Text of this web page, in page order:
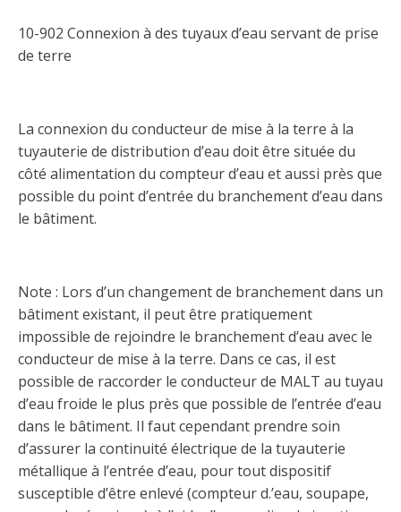
Sinistre
Condamnations pour exercice illégal
Le programme d'épargne collectif des fonds
H-Q, Telus et autres partenaires
Demande de reconnaissance d’une formation
10-902 Connexion à des tuyaux d’eau servant de prise
de terre
La connexion du conducteur de mise à la terre à la
tuyauterie de distribution d’eau doit être située du
côté alimentation du compteur d’eau et aussi près que
possible du point d’entrée du branchement d’eau dans
le bâtiment.
Note : Lors d’un changement de branchement dans un
bâtiment existant, il peut être pratiquement
impossible de rejoindre le branchement d’eau avec le
conducteur de mise à la terre. Dans ce cas, il est
possible de raccorder le conducteur de MALT au tuyau
d’eau froide le plus près que possible de l’entrée d’eau
dans le bâtiment. Il faut cependant prendre soin
d’assurer la continuité électrique de la tuyauterie
métallique à l’entrée d’eau, pour tout dispositif
susceptible d’être enlevé (compteur d.’eau, soupape,